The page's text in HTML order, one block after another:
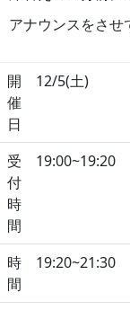
アナウンスをさせ
開
催
日
12/5(土)
受
付
時
間
19:00~19:20
時
間
19:20~21:30